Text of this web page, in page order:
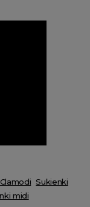
Sukienki
midi